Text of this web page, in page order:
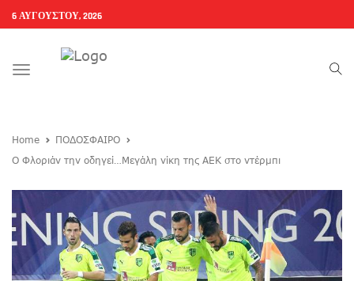
6 ΑΥΓΟΎΣΤΟΥ, 2026
Toggle
Home
ΠΟΔΟΣΦΑΙΡΟ
O Φλοριάν την οδηγεί…Μεγάλη νίκη της ΑΕΚ στο ντέρμπι